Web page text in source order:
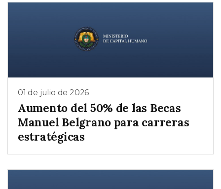
01 de julio de 2026
Aumento del 50% de las Becas
Manuel Belgrano para carreras
estratégicas